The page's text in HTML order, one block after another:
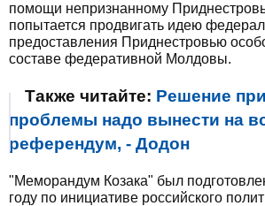
помощи непризнанному
попытается продвигать идею
предоставления Приднестровью
составе федеративной Молдовы.
Также читайте: Решение
проблемы надо вынести на
референдум, - Додон
"Меморандум Козака" был
году по инициативе российского